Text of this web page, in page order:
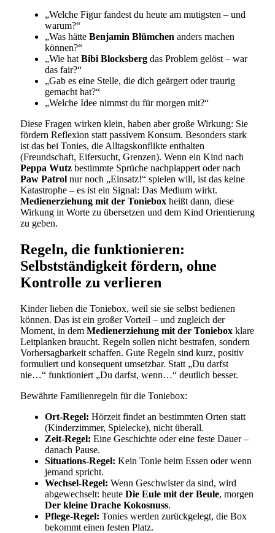
„Welche Figur fandest du heute am mutigsten – und
warum?“
„Was hätte Benjamin Blümchen anders machen
können?“
„Wie hat Bibi Blocksberg das Problem gelöst – war
das fair?“
„Gab es eine Stelle, die dich geärgert oder traurig
gemacht hat?“
„Welche Idee nimmst du für morgen mit?“
Diese Fragen wirken klein, haben aber große Wirkung: Sie
fördern Reflexion statt passivem Konsum. Besonders stark
ist das bei Tonies, die Alltagskonflikte enthalten
(Freundschaft, Eifersucht, Grenzen). Wenn ein Kind nach
Peppa Wutz bestimmte Sprüche nachplappert oder nach
Paw Patrol nur noch „Einsatz!“ spielen will, ist das keine
Katastrophe – es ist ein Signal: Das Medium wirkt.
Medienerziehung mit der Toniebox heißt dann, diese
Wirkung in Worte zu übersetzen und dem Kind Orientierung
zu geben.
Regeln, die funktionieren:
Selbstständigkeit fördern, ohne
Kontrolle zu verlieren
Kinder lieben die Toniebox, weil sie sie selbst bedienen
können. Das ist ein großer Vorteil – und zugleich der
Moment, in dem Medienerziehung mit der Toniebox klare
Leitplanken braucht. Regeln sollen nicht bestrafen, sondern
Vorhersagbarkeit schaffen. Gute Regeln sind kurz, positiv
formuliert und konsequent umsetzbar. Statt „Du darfst
nie…“ funktioniert „Du darfst, wenn…“ deutlich besser.
Bewährte Familienregeln für die Toniebox:
Ort-Regel: Hörzeit findet an bestimmten Orten statt
(Kinderzimmer, Spielecke), nicht überall.
Zeit-Regel: Eine Geschichte oder eine feste Dauer –
danach Pause.
Situations-Regel: Kein Tonie beim Essen oder wenn
jemand spricht.
Wechsel-Regel: Wenn Geschwister da sind, wird
abgewechselt: heute Die Eule mit der Beule, morgen
Der kleine Drache Kokosnuss.
Pflege-Regel: Tonies werden zurückgelegt, die Box
bekommt einen festen Platz.